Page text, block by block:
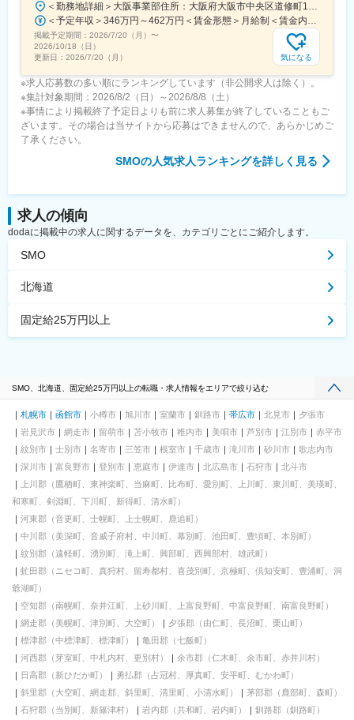
＜勤務地詳細＞大阪事業部住所：大阪府大阪市中央区道修町1-5-18 朝日生命道修町ビル3階勤務地最寄駅：大阪市営堺筋線／北浜駅受動喫煙対策：敷地内全面禁煙変更の範囲：会社の定める事業所
＜予定年収＞346万円～462万円＜賃金形態＞月給制＜賃金内訳＞月額（基本給）：210,500円～277,900円その他固定手当/月：8,000円～15,000円＜月給＞218,500円～292,900円＜昇給有無＞有＜残業手当＞有＜給与補足＞前職・経験を考慮の上、決定致します。■年収内訳＝基本給×12ヶ月＋賞与（基本給×4ヶ月)■賞与：年2回（6月、12月）／昇給：年1回（10月）※業績に応じ、決算賞与（秋季賞与）支給の場合あり（10月）■時間外・休日出勤手当等の割増賃金は別途支給賃金はあくまでも目安の金額であり、選考を通じて上下する可能性があります。月給(月額)は固定手当を含めた表記です。
掲載予定期間： 2026/7/20（月） 〜
2026/10/18（日）
更新日： 2026/7/20（月） 気になる
※求人応募数の多い順にランキングしています（非公開求人は除く）。
※集計対象期間：2026/8/2（日）～2026/8/8（土）
※事情により掲載終了予定日よりも前に求人募集が終了していることもご
ざいます。その場合は当サイトから応募はできませんので、あらかじめご
了承ください。
SMOの人気求人ランキングを詳しく見る
求人の傾向
dodaに掲載中の求人に関するデータを、カテゴリごとにご紹介します。
SMO
北海道
固定給25万円以上
SMO、北海道、固定給25万円以上の転職・求人情報をエリアで絞り込む
札幌市 函館市 小樽市 旭川市 室蘭市 釧路市 帯広市 北見市
夕張市
岩見沢市
網走市 留萌市 苫小牧市 稚内市 美唄市 芦別市 江別市
赤平市
紋別市
士別市 名寄市 三笠市 根室市 千歳市 滝川市 砂川市
歌志内市
深川市
富良野市 登別市 恵庭市 伊達市 北広島市 石狩市
北斗市
上川郡（鷹栖町、東神楽町、当麻町、比布町、愛別町、上川町、東川町、美瑛町、
和寒町、剣淵町、下川町、新得町、清水町）
河東郡（音更町、士幌町、上士幌町、鹿追町）
中川郡（美深町、音威子府村、中川町、幕別町、池田町、豊頃町、本別町）
紋別郡（遠軽町、湧別町、滝上町、興部町、西興部村、雄武町）
虻田郡（ニセコ町、真狩村、留寿都村、喜茂別町、京極町、倶知安町、豊浦町、洞
爺湖町）
空知郡（南幌町、奈井江町、上砂川町、上富良野町、中富良野町、南富良野町）
網走郡（美幌町、津別町、大空町）
夕張郡（由仁町、長沼町、栗山町）
標津郡（中標津町、標津町）
亀田郡（七飯町）
河西郡（芽室町、中札内村、更別村）
余市郡（仁木町、余市町、赤井川村）
日高郡（新ひだか町）
勇払郡（占冠村、厚真町、安平町、むかわ町）
斜里郡（大空町、網走郡、斜里町、清里町、小清水町）
茅部郡（鹿部町、森町）
石狩郡（当別町、新篠津村）
岩内郡（共和町、岩内町）
釧路郡（釧路町）